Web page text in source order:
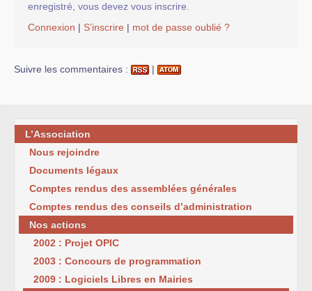
enregistré, vous devez vous inscrire.
Connexion | S’inscrire | mot de passe oublié ?
Suivre les commentaires : |
L’Association
Nous rejoindre
Documents légaux
Comptes rendus des assemblées générales
Comptes rendus des conseils d’administration
Nos actions
2002 : Projet OPIC
2003 : Concours de programmation
2009 : Logiciels Libres en Mairies